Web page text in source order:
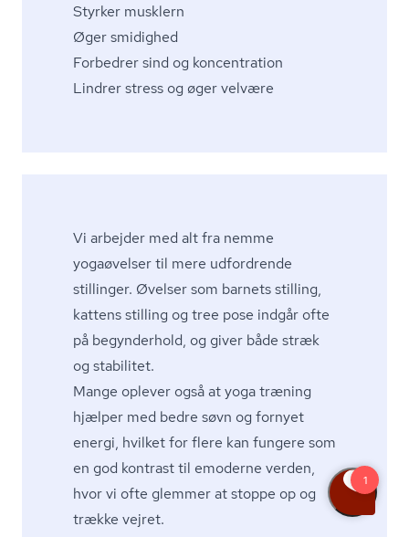
Styrker musklern
Øger smidighed
Forbedrer sind og koncentration
Lindrer stress og øger velvære
Vi arbejder med alt fra nemme
yogaøvelser til mere udfordrende
stillinger. Øvelser som barnets stilling,
kattens stilling og tree pose indgår ofte
på begynderhold, og giver både stræk
og stabilitet.
Mange oplever også at yoga træning
hjælper med bedre søvn og fornyet
energi, hvilket for flere kan fungere som
en god kontrast til emoderne verden,
hvor vi ofte glemmer at stoppe op og
trække vejret.